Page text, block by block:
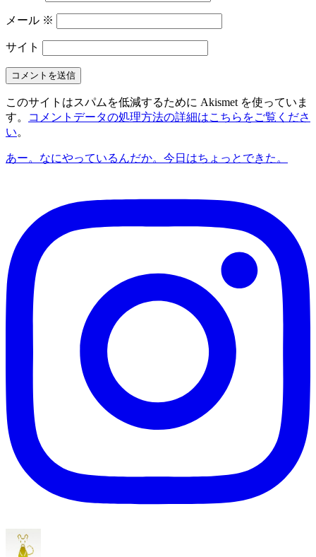
メール ※
サイト
このサイトはスパムを低減するために Akismet を使っていま
す。
コメントデータの処理方法の詳細はこちらをご覧くださ
い。
あー。なにやっているんだか。 今日はちょっとできた。